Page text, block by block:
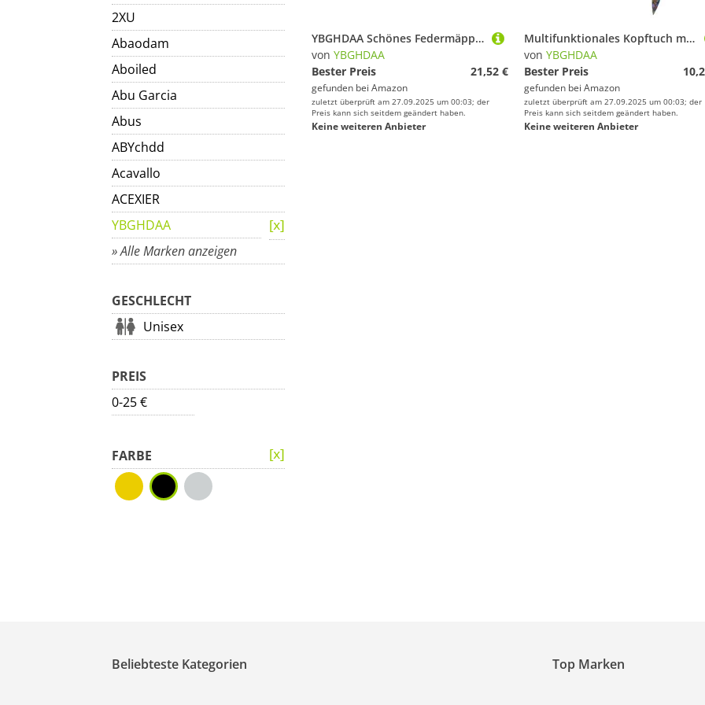
2XU
Abaodam
Aboiled
Abu Garcia
Abus
ABYchdd
Acavallo
ACEXIER
YBGHDAA
» Alle Marken anzeigen
GESCHLECHT
Unisex
PREIS
0-25 €
FARBE
YBGHDAA Schönes Federmäppchen mit Seestern-Druck, Gelstifte-Halter, Organizer, Tasche, tragbare Künstler-Malerei-Bleistifttasche, Schwarz , Einheitsgröße, Taschen-Organizer
von YBGHDAA
Bester Preis
21,52 €
gefunden bei Amazon
zuletzt überprüft am 27.09.2025 um 00:03; der
Preis kann sich seitdem geändert haben.
Keine weiteren Anbieter
Multifunktionales Kopftuch mit Hippie-Muster, doppelseitig, Sport, dehnbar, lässig, leicht, Stirnband
von YBGHDAA
Bester Preis
gefunden bei Amazon
zuletzt überprüft am 27.09.2025 um 00:03; der
Preis kann sich seitdem geändert haben.
Keine weiteren Anbieter
Beliebteste Kategorien Top Marken